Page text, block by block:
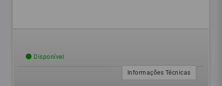
Disponível
Informações Técnicas